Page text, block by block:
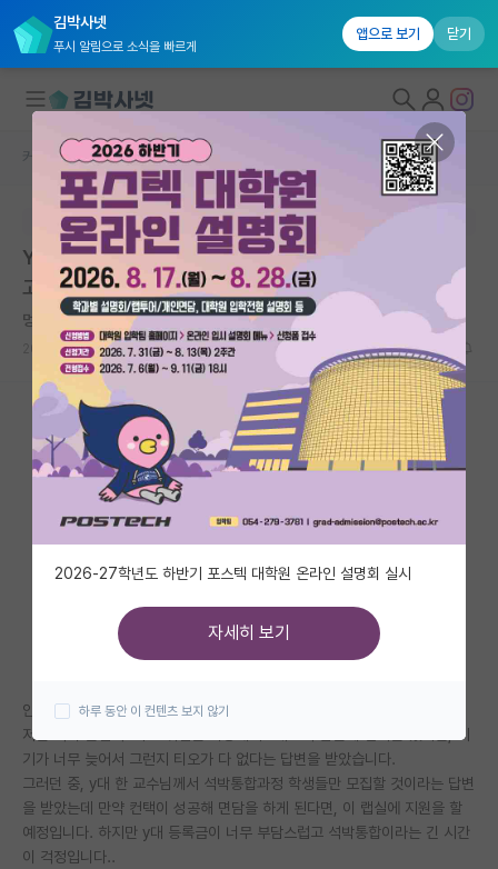
김박사넷
푸시 알림으로 소식을 빠르게
앱으로 보기 닫기
대학원생 모집
국내대학원 정보
연구실&오픈랩
커뮤니티
커뮤니티 홈
전체글보기
베스트 게시판
IF 명예의전당
자유 게시판(아무개랩)
미국 유학 게시판
미국 대학원 합격 후기 게시판
대학원 합격 후기 게시판
연구실(PI) 홍보 게시판
석박사 채용 정보 게시판
임용 정보 게시판
커뮤니티 홈 자유 게시판(아무개랩)
본문이 수정되지 않는 박제글입니다.
Y대 대학원 등록금과 대학원 진학 후 취업 관련 조언을 얻
고자합니다.
멍때리는 정약용
2023.09.06 5 1884
안녕하십니까. 저는 이번에 4학년 막학기에 재학중인 학부생입니다.
저는 석사 졸업 후 바로 취업을 희망해서 s대 교수님들께 컨택을 했지만, 시
기가 너무 늦어서 그런지 티오가 다 없다는 답변을 받았습니다.
그러던 중, y대 한 교수님께서 석박통합과정 학생들만 모집할 것이라는 답변
을 받았는데 만약 컨택이 성공해 면담을 하게 된다면, 이 랩실에 지원을 할
예정입니다. 하지만 y대 등록금이 너무 부담스럽고 석박통합이라는 긴 시간
이 걱정입니다..
2026-27학년도 하반기 포스텍 대학원 온라인 설명회 실시
자세히 보기
하루 동안 이 컨텐츠 보지 않기